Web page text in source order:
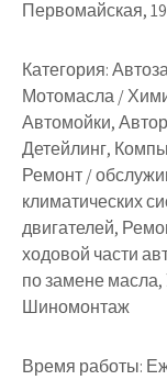
Первомайская,
Категория:
Мотомасла /
Автомойки,
Детейлинг,
Ремонт /
климатических
двигателей,
ходовой части
по замене масла,
Шиномонтаж
Время работы: